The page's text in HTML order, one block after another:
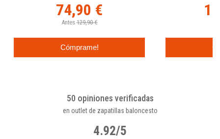
74,90 €
Antes 129,90 €
Cómprame!
50 opiniones verificadas
en outlet de zapatillas baloncesto
4.92/5